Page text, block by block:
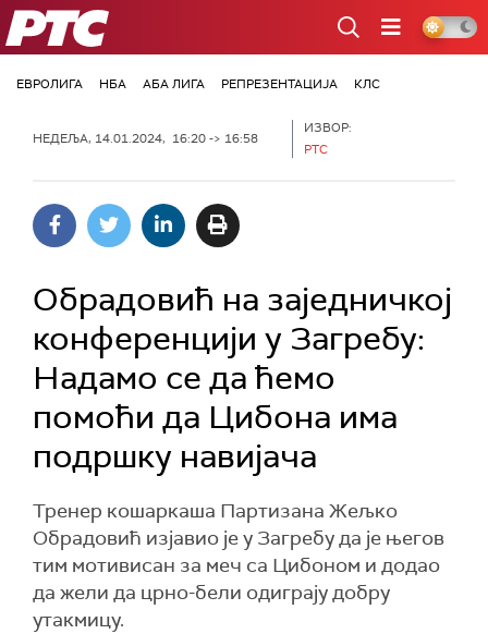
РТС
ЕВРОЛИГА НБА АБА ЛИГА РЕПРЕЗЕНТАЦИЈА КЛС
НЕДЕЉА, 14.01.2024, 16:20 -> 16:58
ИЗВОР:
РТС
Обрадовић на заједничкој
конференцији у Загребу:
Надамо се да ћемо
помоћи да Цибона има
подршку навијача
Тренер кошаркаша Партизана Жељко
Обрадовић изјавио је у Загребу да је његов
тим мотивисан за меч са Цибоном и додао
да жели да црно-бели одиграју добру
утакмицу.